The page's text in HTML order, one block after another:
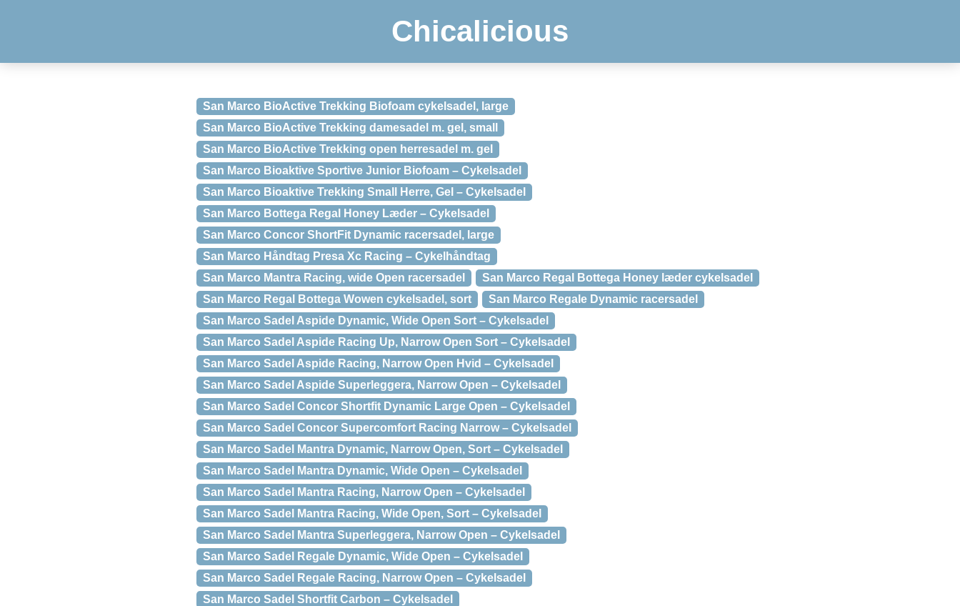
Chicalicious
San Marco BioActive Trekking Biofoam cykelsadel, large
San Marco BioActive Trekking damesadel m. gel, small
San Marco BioActive Trekking open herresadel m. gel
San Marco Bioaktive Sportive Junior Biofoam – Cykelsadel
San Marco Bioaktive Trekking Small Herre, Gel – Cykelsadel
San Marco Bottega Regal Honey Læder – Cykelsadel
San Marco Concor ShortFit Dynamic racersadel, large
San Marco Håndtag Presa Xc Racing – Cykelhåndtag
San Marco Mantra Racing, wide Open racersadel
San Marco Regal Bottega Honey læder cykelsadel
San Marco Regal Bottega Wowen cykelsadel, sort
San Marco Regale Dynamic racersadel
San Marco Sadel Aspide Dynamic, Wide Open Sort – Cykelsadel
San Marco Sadel Aspide Racing Up, Narrow Open Sort – Cykelsadel
San Marco Sadel Aspide Racing, Narrow Open Hvid – Cykelsadel
San Marco Sadel Aspide Superleggera, Narrow Open – Cykelsadel
San Marco Sadel Concor Shortfit Dynamic Large Open – Cykelsadel
San Marco Sadel Concor Supercomfort Racing Narrow – Cykelsadel
San Marco Sadel Mantra Dynamic, Narrow Open, Sort – Cykelsadel
San Marco Sadel Mantra Dynamic, Wide Open – Cykelsadel
San Marco Sadel Mantra Racing, Narrow Open – Cykelsadel
San Marco Sadel Mantra Racing, Wide Open, Sort – Cykelsadel
San Marco Sadel Mantra Superleggera, Narrow Open – Cykelsadel
San Marco Sadel Regale Dynamic, Wide Open – Cykelsadel
San Marco Sadel Regale Racing, Narrow Open – Cykelsadel
San Marco Sadel Shortfit Carbon – Cykelsadel